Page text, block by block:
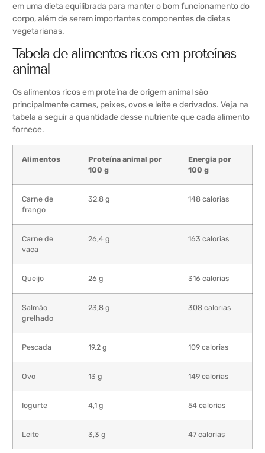
em uma dieta equilibrada para manter o bom funcionamento do
corpo, além de serem importantes componentes de dietas
vegetarianas.
Tabela de alimentos ricos em proteínas
animal
Os alimentos ricos em proteína de origem animal são
principalmente carnes, peixes, ovos e leite e derivados. Veja na
tabela a seguir a quantidade desse nutriente que cada alimento
fornece.
Alimentos
Proteína animal por
100 g
Energia por
100 g
Carne de
frango
32,8 g 148 calorias
Carne de
vaca
26,4 g 163 calorias
Queijo 26 g 316 calorias
Salmão
grelhado
23,8 g 308 calorias
Pescada 19,2 g 109 calorias
Ovo 13 g 149 calorias
Iogurte 4,1 g 54 calorias
Leite 3,3 g 47 calorias